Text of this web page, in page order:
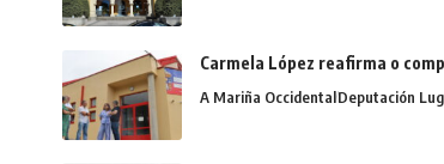
Carmela López reafirma o
A Mariña OccidentalDeputación